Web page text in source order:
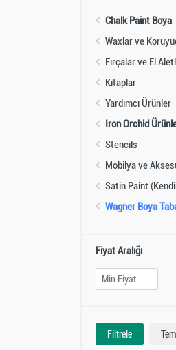
Chalk Paint Boya
Waxlar ve
Fırçalar ve El
Kitaplar
Yardımcı Ürünler
Iron Orchid
Stencils
Mobilya ve
Satin Paint
Wagner Boya
Fiyat Aralığı
Filtrele